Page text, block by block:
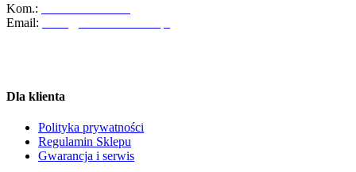
Kom.:
Email:
Dla klienta
Polityka prywatności
Regulamin Sklepu
Gwarancja i serwis